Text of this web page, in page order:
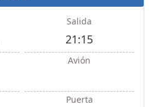
Salida
21:15
Avión
Puerta